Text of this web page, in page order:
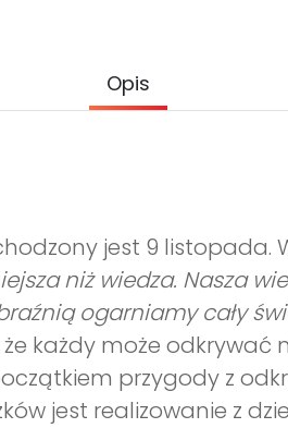
Opis
jest 9 listopada.
niż wiedza. Nasza
ogarniamy cały
każdy może odkrywać
przygody z
jest realizowanie z